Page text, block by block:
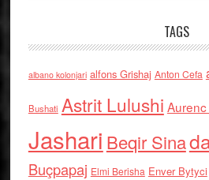
TAGS
albano kolonjari alfons Grishaj Anton Cefa
Bushati Astrit Lulushi
Jashari Beqir Sina
Buçpapaj Elmi Berisha Enver Bytyci